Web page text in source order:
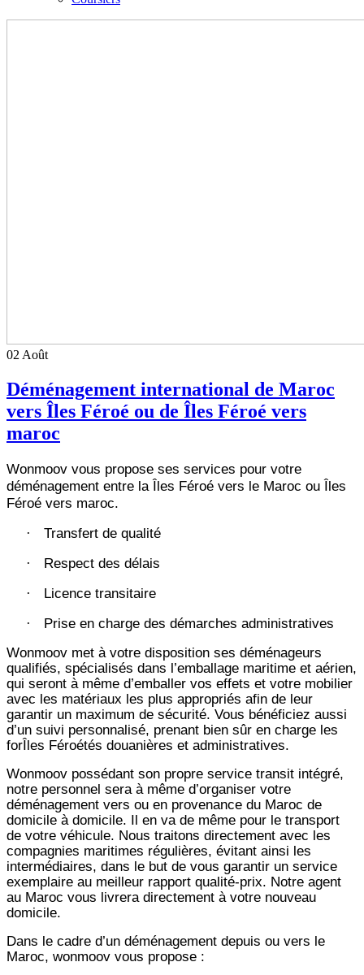
02 Août
Déménagement international de Maroc
vers Îles Féroé ou de Îles Féroé vers
maroc
Wonmoov vous propose ses services pour votre
déménagement entre la Îles Féroé vers le Maroc ou Îles
Féroé vers maroc.
· Transfert de qualité
· Respect des délais
· Licence transitaire
·
Prise en charge des démarches administratives
Wonmoov met à votre disposition ses déménageurs
qualifiés, spécialisés dans l’emballage maritime et aérien,
qui seront à même d’emballer vos effets et votre mobilier
avec les matériaux les plus appropriés afin de leur
garantir un maximum de sécurité. Vous bénéficiez aussi
d’un suivi personnalisé, prenant bien sûr en charge les
forÎles Féroétés douanières et administratives.
Wonmoov possédant son propre service transit intégré,
notre personnel sera à même d’organiser votre
déménagement vers ou en provenance du Maroc de
domicile à domicile. Il en va de même pour le transport
de votre véhicule. Nous traitons directement avec les
compagnies maritimes régulières, évitant ainsi les
intermédiaires, dans le but de vous garantir un service
exemplaire au meilleur rapport qualité-prix. Notre agent
au Maroc vous livrera directement à votre nouveau
domicile.
Dans le cadre d’un déménagement depuis ou vers le
Maroc, wonmoov vous propose :